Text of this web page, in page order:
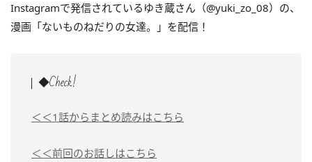
Instagramで発信されているゆき蔵さん（@yuki_zo_08）の、
漫画「ないものねだりの女達。」を配信！
◆Check!
＜＜1話からまとめ読みはこちら
＜＜前回のお話しはこちら